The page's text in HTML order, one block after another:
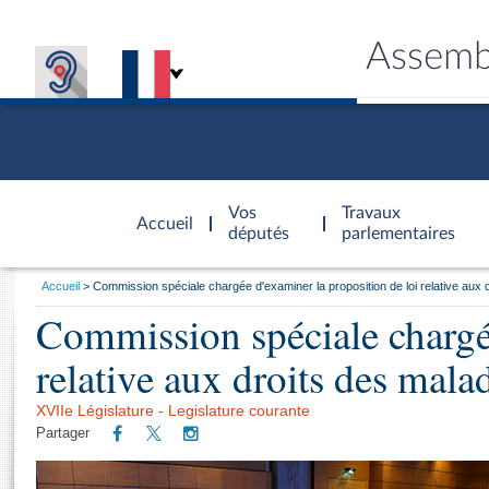
Accueil
d'accueil
Vos
députés
Travaux
parlementaires
Vous
:
Accueil Commission spéciale chargée d'examiner la proposition de loi relative aux
Commission spéciale
relative aux droits des
XVIIe Législature - Legislature courante
Partager